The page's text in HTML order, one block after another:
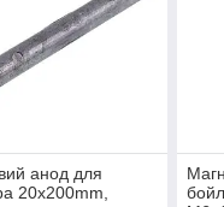
анод для
20х200mm,